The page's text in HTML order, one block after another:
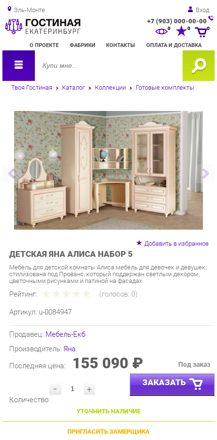
Эль-Монте Вход
+7 (903) 000-00-00
О ПРОЕКТЕ ФАБРИКИ КОНТАКТЫ ОПЛАТА И ДОСТАВКА
0 0
Твоя Гостиная Каталог Коллекции Готовые комплекты
Мебель для детской комнаты Алиса мебель для девочек и девушек,
стилизована под Прованс, который поддержан светлым декором,
цветочными рисунками и патиной на фасадах
Рейтинг: (голосов:0)
Артикул: u-0084947
Производитель:Яна
Последняя цена: 155 090 ₽
- ЗАКАЗАТЬ
УТОЧНИТЬ НАЛИЧИЕ
ПРИГЛАСИТЬ ЗАМЕРЩИКА
ГАРАНТИЯ ЛУЧШЕЙ ЦЕНЫ